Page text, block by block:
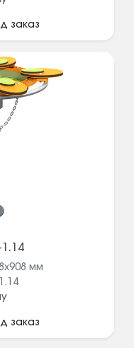
заказ
мм
заказ